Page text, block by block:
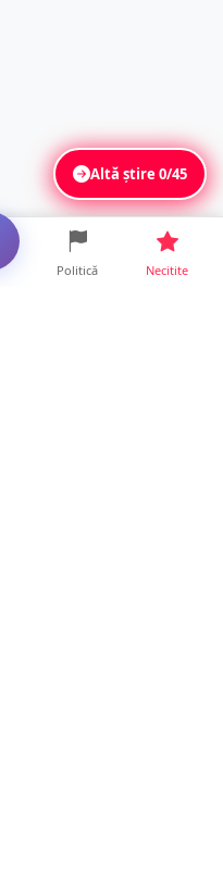
Altă știre0/45
Politică Necitite